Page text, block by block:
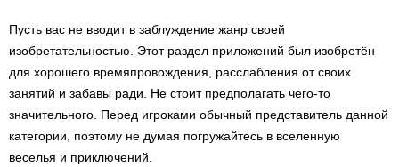
Пусть вас не вводит в заблуждение жанр своей
изобретательностью. Этот раздел приложений был изобретён
для хорошего времяпровождения, расслабления от своих
занятий и забавы ради. Не стоит предполагать чего-то
значительного. Перед игроками обычный представитель данной
категории, поэтому не думая погружайтесь в вселенную
веселья и приключений.